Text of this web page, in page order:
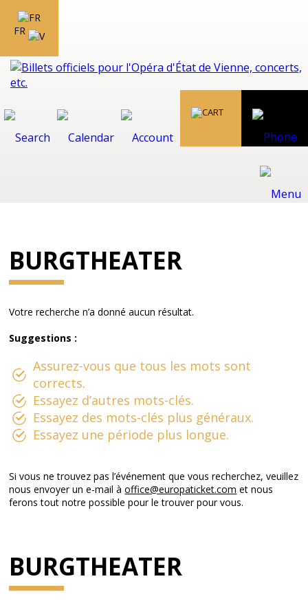
FR
BURGTHEATER
Votre recherche n’a donné aucun résultat.
Suggestions :
Assurez-vous que tous les mots sont
corrects.
Essayez d’autres mots-clés.
Essayez des mots-clés plus généraux.
Essayez une période plus longue.
Si vous ne trouvez pas l’événement que vous recherchez, veuillez
nous envoyer un e-mail àoffice@europaticket.com et nous
ferons tout notre possible pour le trouver pour vous.
BURGTHEATER